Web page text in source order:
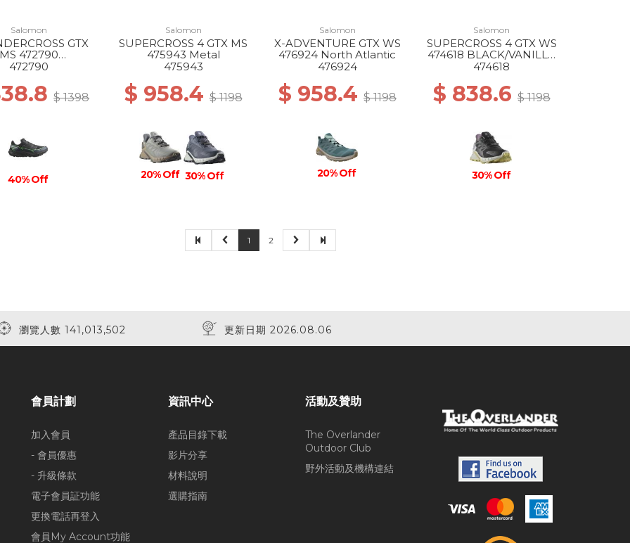
Salomon
GTX
MS 472790
GREEN
472790
$ 1398
40% Off
Salomon
SUPERCROSS 4 GTX MS
475943 Metal
475943
$ 958.4$ 1198
20% Off 30% Off
Salomon
X-ADVENTURE GTX WS
476924 North Atlantic
476924
$ 958.4 $ 1198
20% Off
Salomon
SUPERCROSS 4 GTX WS
474618 BLACK/VANILLA
ICE/ORCHID PET
474618
$ 838.6 $ 1198
30% Off
1 2
瀏覽人數 141,013,502 更新日期 2026.08.06
會員計劃
加入會員
- 會員優惠
- 升級條款
電子會員証功能
更換電話再登入
會員My Account功能
資訊中心
產品目錄下載
影片分享
材料說明
選購指南
活動及贊助
The Overlander
Outdoor Club
野外活動及機構連結